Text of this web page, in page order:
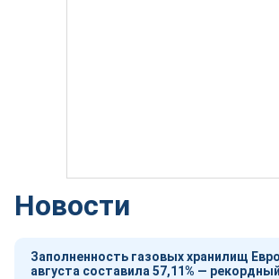
Новости
Заполненность газовых хранилищ
августа составила 57,11% —